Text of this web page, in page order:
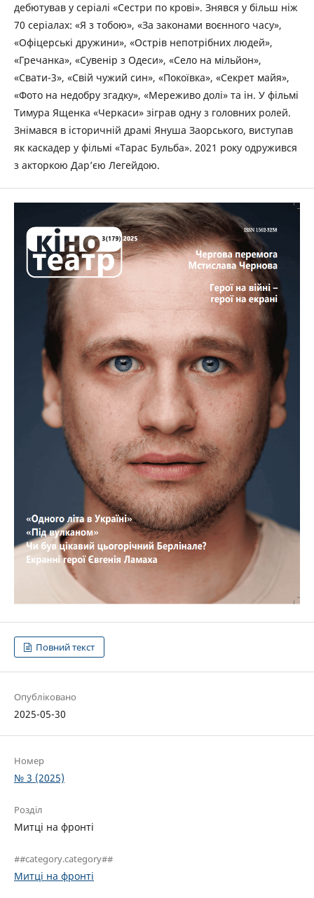
дебютував у серіалі «Сестри по крові». Знявся у більш ніж
70 серіалах: «Я з тобою», «За законами воєнного часу»,
«Офіцерські дружини», «Острів непотрібних людей»,
«Гречанка», «Сувенір з Одеси», «Село на мільйон»,
«Свати-3», «Свій чужий син», «Покоївка», «Секрет майя»,
«Фото на недобру згадку», «Мереживо долі» та ін. У фільмі
Тимура Ященка «Черкаси» зіграв одну з головних ролей.
Знімався в історичній драмі Януша Заорського, виступав
як каскадер у фільмі «Тарас Бульба». 2021 року одружився
з акторкою Дар’єю Легейдою.
Повний текст
Опубліковано
2025-05-30
Номер
№ 3 (2025)
Розділ
Митці на фронті
##category.category##
Митці на фронті